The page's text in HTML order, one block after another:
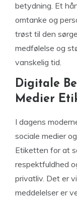
betydning. Et
omtanke og
trøst til den
medfølelse og
vanskelig tid.
Digitale
Medier
I dagens
sociale medier
Etiketten for at
respektfuldhed
privatliv. Det er
meddelelser er